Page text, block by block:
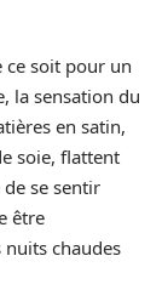
ce soit pour un
la sensation du
en satin,
soie, flattent
se sentir
être
chaudes